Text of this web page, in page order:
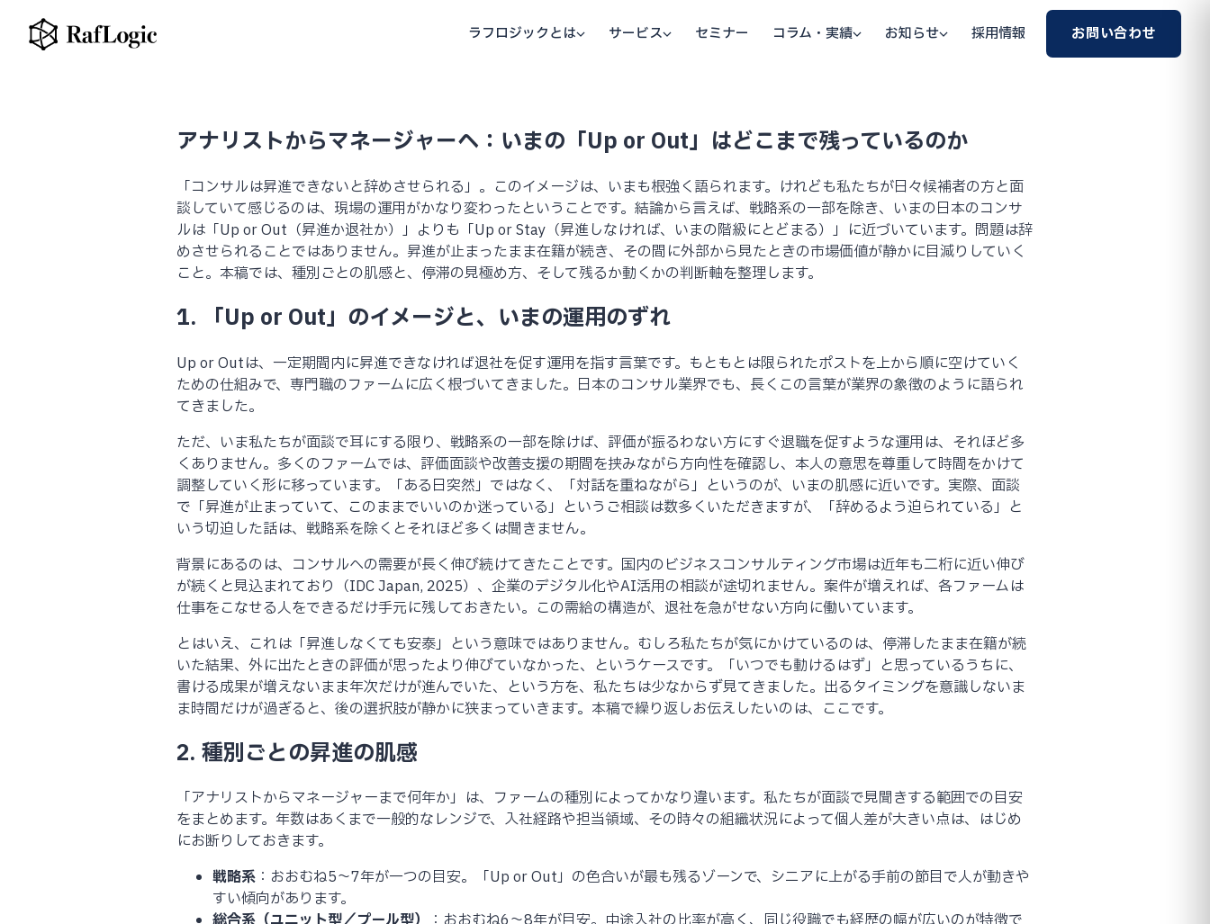
ラフロジックとは サービス セミナー コラム・実績 お知らせ 採用情報 お問い合わせ
アナリストからマネージャーへ：いまの「Up or Out」はどこまで残っているのか
「コンサルは昇進できないと辞めさせられる」。このイメージは、いまも根強く語られます。けれども私たちが日々候補者の方と面
談していて感じるのは、現場の運用がかなり変わったということです。結論から言えば、戦略系の一部を除き、いまの日本のコンサ
ルは「Up or Out（昇進か退社か）」よりも「Up or Stay（昇進しなければ、いまの階級にとどまる）」に近づいています。問題は辞
めさせられることではありません。昇進が止まったまま在籍が続き、その間に外部から見たときの市場価値が静かに目減りしていく
こと。本稿では、種別ごとの肌感と、停滞の見極め方、そして残るか動くかの判断軸を整理します。
1. 「Up or Out」のイメージと、いまの運用のずれ
Up or Outは、一定期間内に昇進できなければ退社を促す運用を指す言葉です。もともとは限られたポストを上から順に空けていく
ための仕組みで、専門職のファームに広く根づいてきました。日本のコンサル業界でも、長くこの言葉が業界の象徴のように語られ
てきました。
ただ、いま私たちが面談で耳にする限り、戦略系の一部を除けば、評価が振るわない方にすぐ退職を促すような運用は、それほど多
くありません。多くのファームでは、評価面談や改善支援の期間を挟みながら方向性を確認し、本人の意思を尊重して時間をかけて
調整していく形に移っています。「ある日突然」ではなく、「対話を重ねながら」というのが、いまの肌感に近いです。実際、面談
で「昇進が止まっていて、このままでいいのか迷っている」というご相談は数多くいただきますが、「辞めるよう迫られている」と
いう切迫した話は、戦略系を除くとそれほど多くは聞きません。
背景にあるのは、コンサルへの需要が長く伸び続けてきたことです。国内のビジネスコンサルティング市場は近年も二桁に近い伸び
が続くと見込まれており（IDC Japan, 2025）、企業のデジタル化やAI活用の相談が途切れません。案件が増えれば、各ファームは
仕事をこなせる人をできるだけ手元に残しておきたい。この需給の構造が、退社を急がせない方向に働いています。
とはいえ、これは「昇進しなくても安泰」という意味ではありません。むしろ私たちが気にかけているのは、停滞したまま在籍が続
いた結果、外に出たときの評価が思ったより伸びていなかった、というケースです。「いつでも動けるはず」と思っているうちに、
書ける成果が増えないまま年次だけが進んでいた、という方を、私たちは少なからず見てきました。出るタイミングを意識しないま
ま時間だけが過ぎると、後の選択肢が静かに狭まっていきます。本稿で繰り返しお伝えしたいのは、ここです。
2. 種別ごとの昇進の肌感
「アナリストからマネージャーまで何年か」は、ファームの種別によってかなり違います。私たちが面談で見聞きする範囲での目安
をまとめます。年数はあくまで一般的なレンジで、入社経路や担当領域、その時々の組織状況によって個人差が大きい点は、はじめ
にお断りしておきます。
戦略系 ：おおむね5〜7年が一つの目安。「Up or Out」の色合いが最も残るゾーンで、シニアに上がる手前の節目で人が動きや
すい傾向があります。